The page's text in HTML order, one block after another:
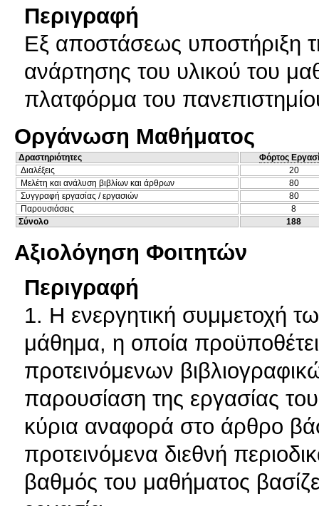
Περιγραφή
Εξ αποστάσεως υποστήριξη
ανάρτησης του υλικού του
πλατφόρμα του
Οργάνωση Μαθήματος
Δραστηριότητες
Φόρτος
Διαλέξεις
20
Μελέτη και ανάλυση βιβλίων και άρθρων
80
Συγγραφή εργασίας / εργασιών
80
Παρουσιάσεις
8
Σύνολο
188
Αξιολόγηση Φοιτητών
Περιγραφή
1. Η ενεργητική συμμετοχή
μάθημα, η οποία
προτεινόμενων
παρουσίαση της εργασίας
κύρια αναφορά στο άρθρο
προτεινόμενα διεθνή
βαθμός του μαθήματος